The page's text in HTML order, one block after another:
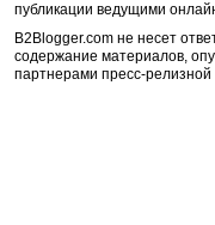
публикации ведущими
B2Blogger.com не несет
содержание материалов,
партнерами пресс-